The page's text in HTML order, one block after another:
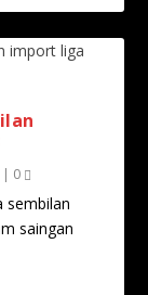
| 0
sembilan
saingan